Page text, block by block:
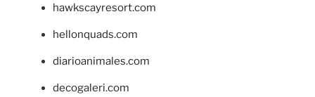
hawkscayresort.com
hellonquads.com
diarioanimales.com
decogaleri.com